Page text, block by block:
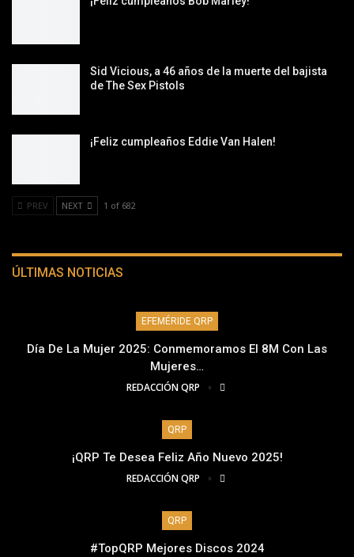
Sid Vicious, a 46 años de la muerte del bajista
de The Sex Pistols
¡Feliz cumpleaños Eddie Van Halen!
PREV NEXT 1 of 682
ÚLTIMAS NOTICIAS
EFEMÉRIDE QRP
Día De La Mujer 2025: Conmemoramos El 8M Con Las
Mujeres…
REDACCIÓN QRP
QRP
¡QRP Te Desea Feliz Año Nuevo 2025!
REDACCIÓN QRP
QRP
#TopQRP Mejores Discos 2024